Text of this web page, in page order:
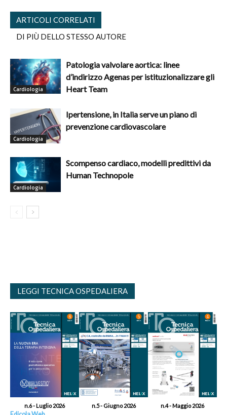
ARTICOLI CORRELATI
DI PIÙ DELLO STESSO AUTORE
Cardiologia
Patologia valvolare aortica: linee
d’indirizzo Agenas per istituzionalizzare gli
Heart Team
Cardiologia
Ipertensione, in Italia serve un piano di
prevenzione cardiovascolare
Cardiologia
Scompenso cardiaco, modelli predittivi da
Human Technopole
LEGGI TECNICA OSPEDALIERA
n.6 - Luglio 2026 n.5 - Giugno 2026 n.4 - Maggio 2026